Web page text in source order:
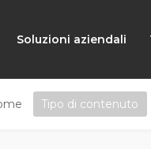
Soluzioni aziendali
Tipo di contenuto